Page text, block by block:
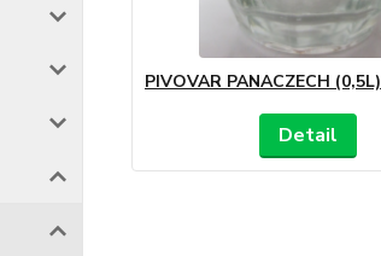
PIVOVAR PANACZECH (0,5L)
Detail